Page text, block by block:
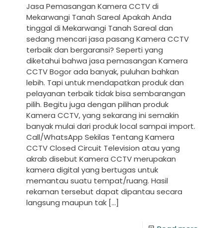
Jasa Pemasangan Kamera CCTV di
Mekarwangi Tanah Sareal Apakah Anda
tinggal di Mekarwangi Tanah Sareal dan
sedang mencari jasa pasang Kamera CCTV
terbaik dan bergaransi? Seperti yang
diketahui bahwa jasa pemasangan Kamera
CCTV Bogor ada banyak, puluhan bahkan
lebih. Tapi untuk mendapatkan produk dan
pelayanan terbaik tidak bisa sembarangan
pilih. Begitu juga dengan pilihan produk
Kamera CCTV, yang sekarang ini semakin
banyak mulai dari produk local sampai import.
Call/WhatsApp Sekilas Tentang Kamera
CCTV Closed Circuit Television atau yang
akrab disebut Kamera CCTV merupakan
kamera digital yang bertugas untuk
memantau suatu tempat/ruang. Hasil
rekaman tersebut dapat dipantau secara
langsung maupun tak […]